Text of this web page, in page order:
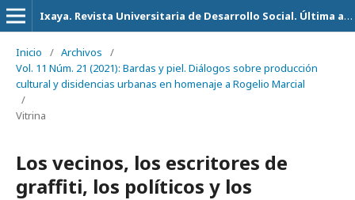
Ixaya. Revista Universitaria de Desarrollo Social. Última actualización 14 de Julio del 2026
Inicio / Archivos
/
Vol. 11 Núm. 21 (2021): Bardas y piel. Diálogos sobre producción
cultural y disidencias urbanas en homenaje a Rogelio Marcial
/
Vitrina
Los vecinos, los escritores de
graffiti, los políticos y los